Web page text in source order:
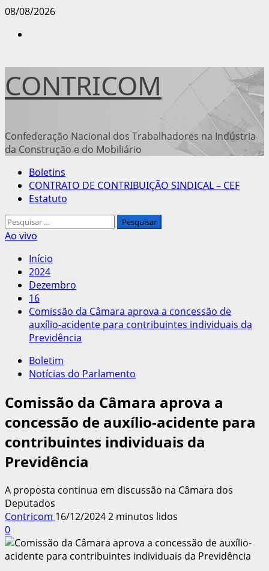
Avançar
08/08/2026
CONTRICOM
Confederação Nacional dos Trabalhadores na Indústria
da Construção e do Mobiliário
Menu
principal
Boletins
CONTRATO DE CONTRIBUIÇÃO SINDICAL – CEF
Estatuto
Pesquisar
por:
Ao vivo
Início
2024
Dezembro
16
Comissão da Câmara aprova a concessão de
auxílio-acidente para contribuintes individuais da
Previdência
Boletim
Notícias do Parlamento
Comissão da Câmara aprova a
concessão de auxílio-acidente para
contribuintes individuais da
Previdência
A proposta continua em discussão na Câmara dos
Deputados
Contricom 16/12/20242 minutos lidos
0